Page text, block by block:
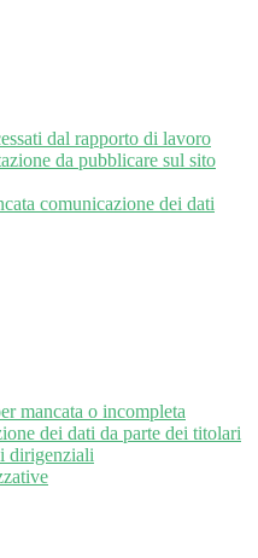
dal rapporto di lavoro
da pubblicare sul sito
comunicazione dei dati
mancata o incompleta
dei dati da parte dei titolari
dirigenziali